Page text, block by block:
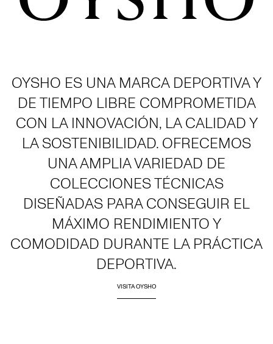
OYSHO ES UNA MARCA DEPORTIVA Y
DE TIEMPO LIBRE COMPROMETIDA
CON LA INNOVACIÓN, LA CALIDAD Y
LA SOSTENIBILIDAD. OFRECEMOS
UNA AMPLIA VARIEDAD DE
COLECCIONES TÉCNICAS
DISEÑADAS PARA CONSEGUIR EL
MÁXIMO RENDIMIENTO Y
COMODIDAD DURANTE LA PRÁCTICA
DEPORTIVA.
VISITA OYSHO